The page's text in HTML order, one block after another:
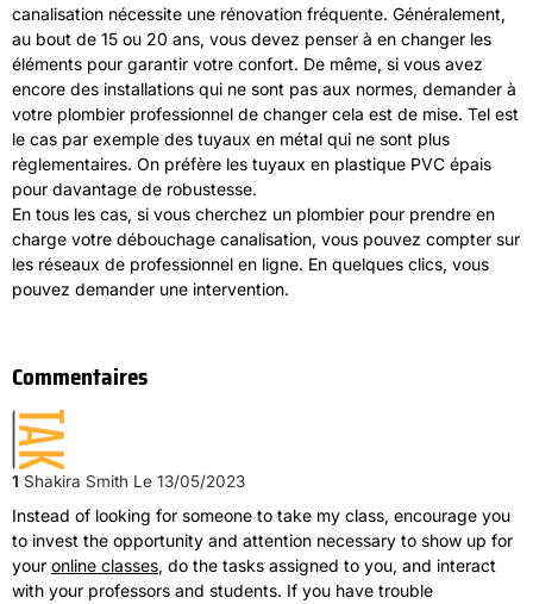
canalisation nécessite une rénovation fréquente. Généralement,
au bout de 15 ou 20 ans, vous devez penser à en changer les
éléments pour garantir votre confort. De même, si vous avez
encore des installations qui ne sont pas aux normes, demander à
votre plombier professionnel de changer cela est de mise. Tel est
le cas par exemple des tuyaux en métal qui ne sont plus
règlementaires. On préfère les tuyaux en plastique PVC épais
pour davantage de robustesse.
En tous les cas, si vous cherchez un plombier pour prendre en
charge votre débouchage canalisation, vous pouvez compter sur
les réseaux de professionnel en ligne. En quelques clics, vous
pouvez demander une intervention.
Commentaires
1 Shakira Smith Le 13/05/2023
Instead of looking for someone to take my class, encourage you
to invest the opportunity and attention necessary to show up for
your online classes, do the tasks assigned to you, and interact
with your professors and students. If you have trouble